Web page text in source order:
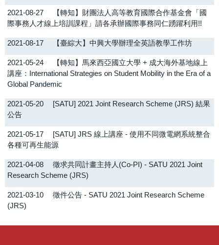
2021-08-27
【轉知】財團法人高等教育國際合作基金會「國
際事務人才線上培訓課程」請各承辦國際事務同仁踴躍利用!!
2021-08-17 【臺綜大】中興大學辦理全英語教學工作坊
2021-05-24
【轉知】馬來西亞國立大學 + 成大海外基地線上
講座：International Strategies on Student Mobility in the Era of a
Global Pandemic
2021-05-20
[SATU] 2021 Joint Research Scheme (JRS) 結果
公告
2021-05-17
[SATU] JRS 線上講座 - 使用不同微電網系統整合
各種可再生能源
2021-04-08
徵求共同計畫主持人(Co-PI) - SATU 2021 Joint
Research Scheme (JRS)
2021-03-10
徵件公告 - SATU 2021 Joint Research Scheme
(JRS)